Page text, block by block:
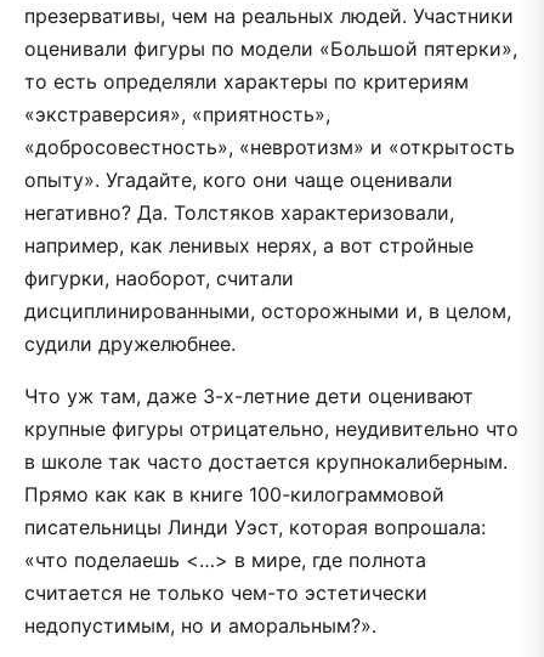
презервативы, чем на реальных людей. Участники
оценивали фигуры по модели «Большой пятерки»,
то есть определяли характеры по критериям
«экстраверсия», «приятность»,
«добросовестность», «невротизм» и «открытость
опыту». Угадайте, кого они чаще оценивали
негативно? Да. Толстяков характеризовали,
например, как ленивых нерях, а вот стройные
фигурки, наоборот, считали
дисциплинированными, осторожными и, в целом,
судили дружелюбнее.
Что уж там, даже 3-х-летние дети оценивают
крупные фигуры отрицательно, неудивительно что
в школе так часто достается крупнокалиберным.
Прямо как как в книге 100-килограммовой
писательницы Линди Уэст, которая вопрошала:
«что поделаешь <…> в мире, где полнота
считается не только чем-то эстетически
недопустимым, но и аморальным?».